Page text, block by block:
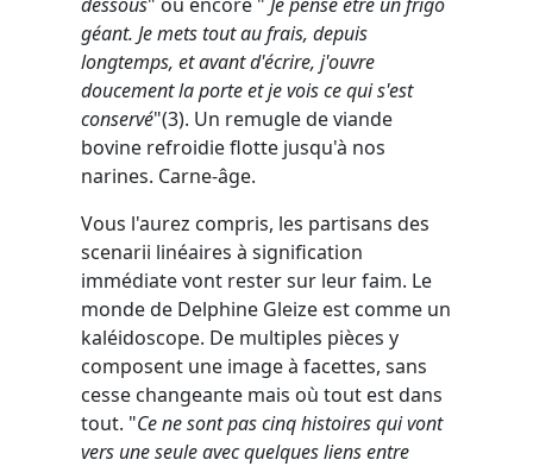
géant. Je mets tout au frais, depuis
longtemps, et avant d'écrire, j'ouvre
doucement la porte et je vois ce qui s'est
conservé"(3). Un remugle de viande
bovine refroidie flotte jusqu'à nos
narines. Carne-âge.
Vous l'aurez compris, les partisans des
scenarii linéaires à signification
immédiate vont rester sur leur faim. Le
monde de Delphine Gleize est comme un
kaléidoscope. De multiples pièces y
composent une image à facettes, sans
cesse changeante mais où tout est dans
tout. "Ce ne sont pas cinq histoires qui vont
vers une seule avec quelques liens entre